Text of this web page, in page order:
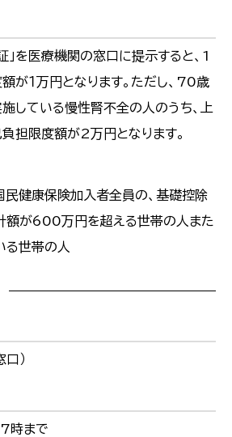
」を医療機関の窓口に提示すると、1
が１万円となります。ただし、70歳
している慢性腎不全の人のうち、上
担限度額が2万円となります。
民健康保険加入者全員の、基礎控除
額が600万円を超える世帯の人また
る世帯の人
）
時まで